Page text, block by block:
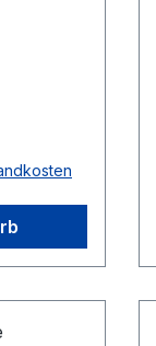
6 kg